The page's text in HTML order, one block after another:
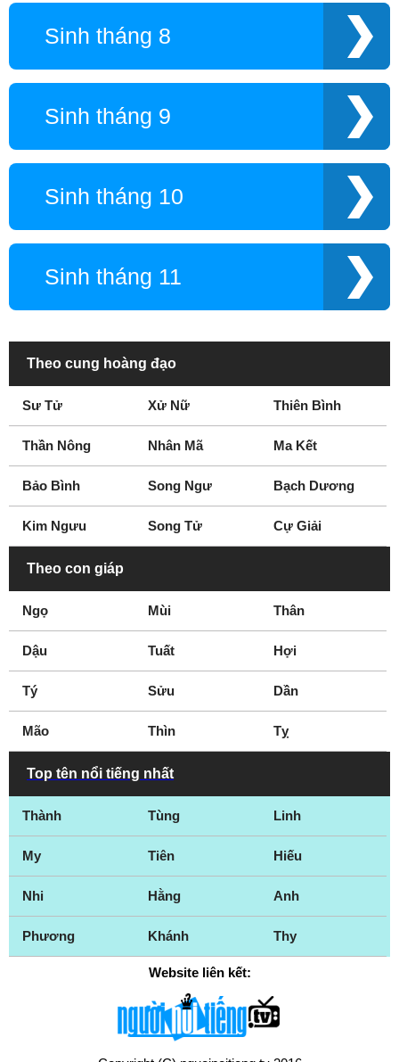
Sinh tháng 8
Sinh tháng 9
Sinh tháng 10
Sinh tháng 11
Theo cung hoàng đạo
Sư Tử Xử Nữ Thiên Bình
Thần Nông Nhân Mã Ma Kết
Bảo Bình Song Ngư Bạch Dương
Kim Ngưu Song Tử Cự Giải
Theo con giáp
Ngọ Mùi Thân
Dậu Tuất Hợi
Tý Sửu Dần
Mão Thìn Tỵ
Top tên nổi tiếng nhất
Thành Tùng Linh
My Tiên Hiếu
Nhi Hằng Anh
Phương Khánh Thy
Website liên kết: